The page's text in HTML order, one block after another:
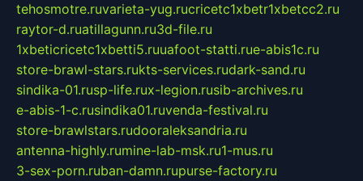
tehosmotre.ruvarieta-yug.rucricetc1xbetr1xbetcc2.ru
raytor-d.ruatillagunn.ru3d-file.ru
1xbeticricetc1xbetti5.ruuafoot-statti.rue-abis1c.ru
store-brawl-stars.rukts-services.rudark-sand.ru
sindika-01.rusp-life.rux-legion.rusib-archives.ru
e-abis-1-c.rusindika01.ruvenda-festival.ru
store-brawlstars.rudooraleksandria.ru
antenna-highly.rumine-lab-msk.ru1-mus.ru
3-sex-porn.ruban-damn.rupurse-factory.ru